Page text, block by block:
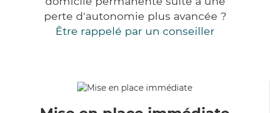
perte d'autonomie plus avancée ?
Être rappelé par un conseiller